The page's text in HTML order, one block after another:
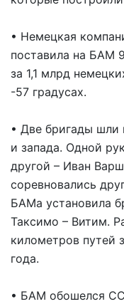
• Немецкая
поставила на БАМ
за 1,1 млрд
-57 градусах.
• Две бригады шли
и запада. Одной
другой – Иван
соревновались
БАМа установила
Таксимо – Витим.
километров путей
года.
• БАМ обошелся